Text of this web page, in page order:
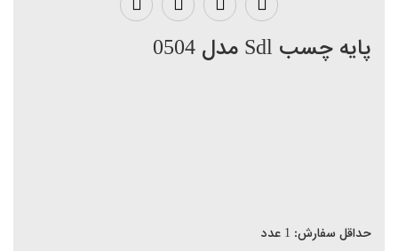
پایه چسب Sdl مدل 0504
حداقل سفارش: 1 عدد